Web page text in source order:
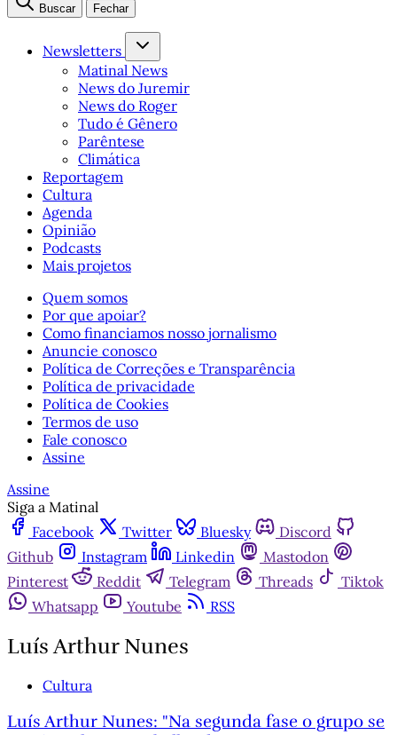
Buscar Fechar
Newsletters
Matinal News
News do Juremir
News do Roger
Tudo é Gênero
Parêntese
Climática
Reportagem
Cultura
Agenda
Opinião
Podcasts
Mais projetos
Quem somos
Por que apoiar?
Como financiamos nosso jornalismo
Anuncie conosco
Política de Correções e Transparência
Política de privacidade
Política de Cookies
Termos de uso
Fale conosco
Assine
Assine
Siga a Matinal
Facebook
Twitter Bluesky
Discord
Github
Instagram Linkedin
Mastodon
Pinterest
Reddit Telegram Threads
Tiktok
Whatsapp
Youtube RSS
Luís Arthur Nunes
Cultura
Luís Arthur Nunes: "Na segunda fase o grupo se